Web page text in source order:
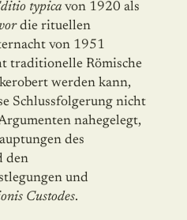
typica von 1920 als
die rituellen
von 1951
traditionelle Römische
werden kann,
Schlussfolgerung nicht
nahegelegt,
des
den
und
Custodes.